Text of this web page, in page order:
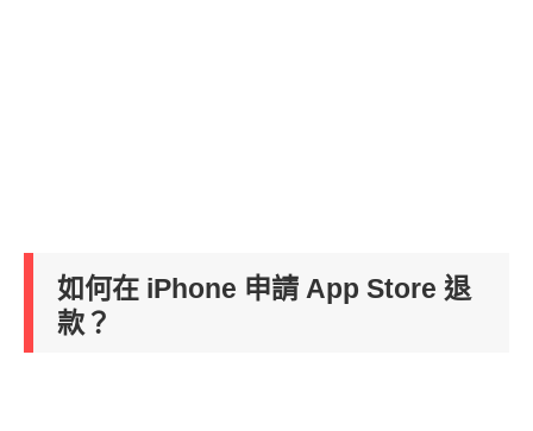
如何在 iPhone 申請 App Store 退
款？